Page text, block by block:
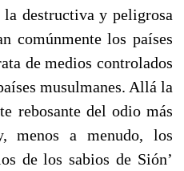
destructiva y peligrosa
comúnmente los países
de medios controlados
musulmanes. Allá la
rebosante del odio más
a menudo, los
de los sabios de Sión’